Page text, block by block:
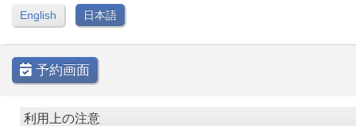
English 日本語
予約画面
利用上の注意